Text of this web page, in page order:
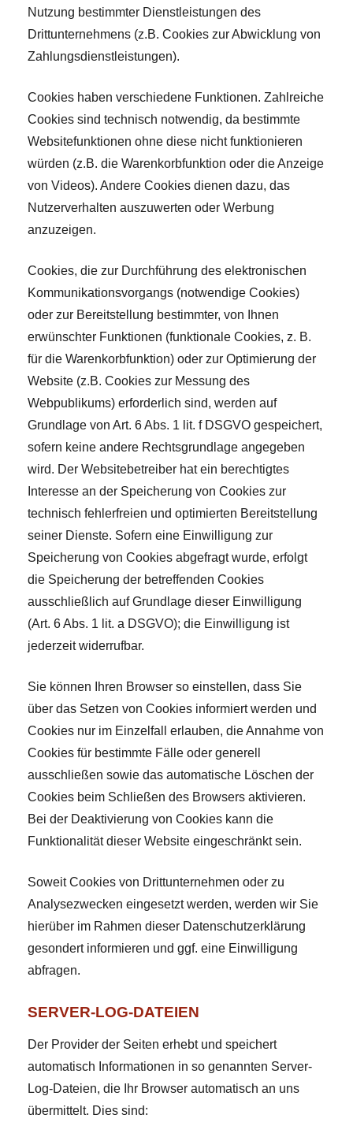
Nutzung bestimmter Dienstleistungen des
Drittunternehmens (z.B. Cookies zur Abwicklung von
Zahlungsdienstleistungen).
Cookies haben verschiedene Funktionen. Zahlreiche
Cookies sind technisch notwendig, da bestimmte
Websitefunktionen ohne diese nicht funktionieren
würden (z.B. die Warenkorbfunktion oder die Anzeige
von Videos). Andere Cookies dienen dazu, das
Nutzerverhalten auszuwerten oder Werbung
anzuzeigen.
Cookies, die zur Durchführung des elektronischen
Kommunikationsvorgangs (notwendige Cookies)
oder zur Bereitstellung bestimmter, von Ihnen
erwünschter Funktionen (funktionale Cookies, z. B.
für die Warenkorbfunktion) oder zur Optimierung der
Website (z.B. Cookies zur Messung des
Webpublikums) erforderlich sind, werden auf
Grundlage von Art. 6 Abs. 1 lit. f DSGVO gespeichert,
sofern keine andere Rechtsgrundlage angegeben
wird. Der Websitebetreiber hat ein berechtigtes
Interesse an der Speicherung von Cookies zur
technisch fehlerfreien und optimierten Bereitstellung
seiner Dienste. Sofern eine Einwilligung zur
Speicherung von Cookies abgefragt wurde, erfolgt
die Speicherung der betreffenden Cookies
ausschließlich auf Grundlage dieser Einwilligung
(Art. 6 Abs. 1 lit. a DSGVO); die Einwilligung ist
jederzeit widerrufbar.
Sie können Ihren Browser so einstellen, dass Sie
über das Setzen von Cookies informiert werden und
Cookies nur im Einzelfall erlauben, die Annahme von
Cookies für bestimmte Fälle oder generell
ausschließen sowie das automatische Löschen der
Cookies beim Schließen des Browsers aktivieren.
Bei der Deaktivierung von Cookies kann die
Funktionalität dieser Website eingeschränkt sein.
Soweit Cookies von Drittunternehmen oder zu
Analysezwecken eingesetzt werden, werden wir Sie
hierüber im Rahmen dieser Datenschutzerklärung
gesondert informieren und ggf. eine Einwilligung
abfragen.
SERVER-LOG-DATEIEN
Der Provider der Seiten erhebt und speichert
automatisch Informationen in so genannten Server-
Log-Dateien, die Ihr Browser automatisch an uns
übermittelt. Dies sind: